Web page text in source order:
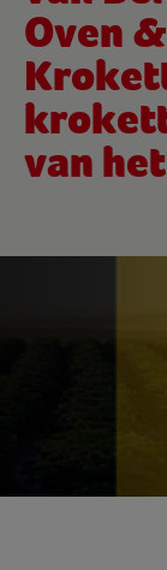
Oven
van